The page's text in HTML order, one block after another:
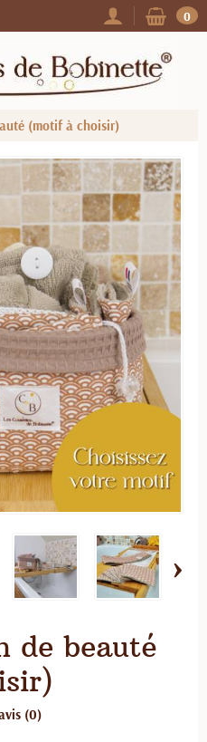
0
(motif à choisir)
›
de beauté
(0)